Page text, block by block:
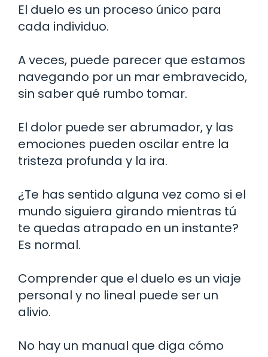
El duelo es un proceso único para
cada individuo.
A veces, puede parecer que estamos
navegando por un mar embravecido,
sin saber qué rumbo tomar.
El dolor puede ser abrumador, y las
emociones pueden oscilar entre la
tristeza profunda y la ira.
¿Te has sentido alguna vez como si el
mundo siguiera girando mientras tú
te quedas atrapado en un instante?
Es normal.
Comprender que el duelo es un viaje
personal y no lineal puede ser un
alivio.
No hay un manual que diga cómo